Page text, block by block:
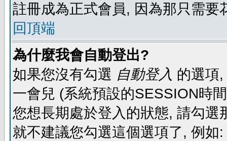
註冊成為正式會員, 因為那只需要
回頂端
為什麼我會自動登出?
如果您沒有勾選 自動登入 的選項
一會兒 (系統預設的SESSION時
您想長期處於登入的狀態, 請勾
就不建議您勾選這個選項了, 例